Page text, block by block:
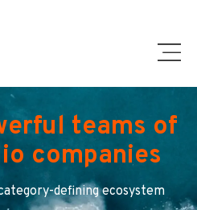
teams of
companies
defining ecosystem